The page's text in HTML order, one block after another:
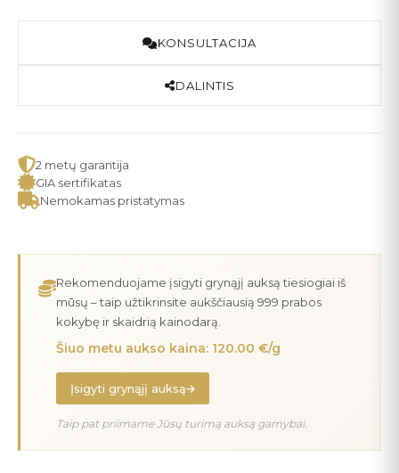
KONSULTACIJA
DALINTIS
2 metų garantija
GIA sertifikatas
Nemokamas pristatymas
Rekomenduojame įsigyti grynąjį auksą tiesiogiai iš
mūsų – taip užtikrinsite aukščiausią 999 prabos
kokybę ir skaidrią kainodarą.
Šiuo metu aukso kaina: 120.00 €/g
Įsigyti grynąjį auksą
Taip pat priimame Jūsų turimą auksą gamybai.